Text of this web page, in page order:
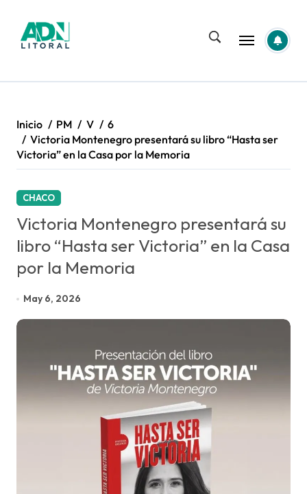
contenido
Inicio PM V
6
Victoria Montenegro presentará su libro “Hasta ser
Victoria” en la Casa por la Memoria
CHACO
Victoria Montenegro presentará su
libro “Hasta ser Victoria” en la Casa
por la Memoria
May 6, 2026